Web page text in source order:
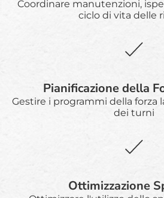
Coordinare manutenzioni,
ciclo di vita delle
Pianificazione della
Gestire i programmi della forza
dei turni
Ottimizzazione